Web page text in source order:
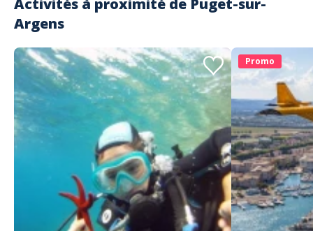
Activités à proximité de Puget-sur-
Argens
Promo